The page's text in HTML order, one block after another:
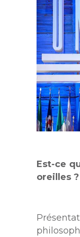
Est-ce
oreilles ?